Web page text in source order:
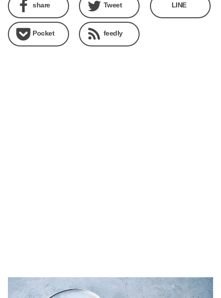
share Tweet LINE
Pocket feedly